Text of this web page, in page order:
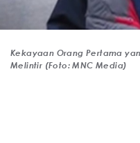
Kekayaan Orang Pertama
Melintir (Foto: MNC Media)